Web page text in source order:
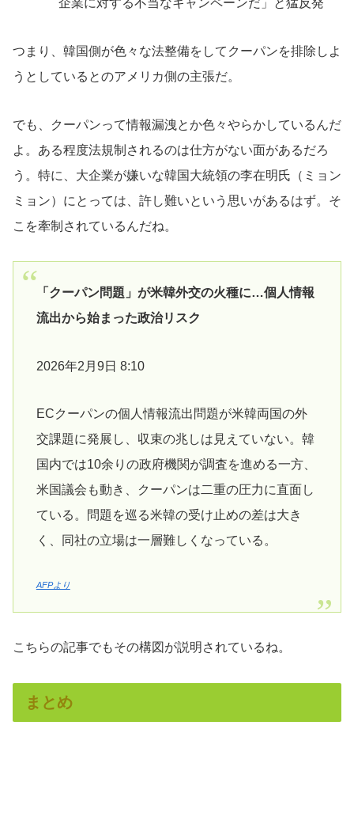
企業に対する不当なキャンペーンだ」と猛反発
つまり、韓国側が色々な法整備をしてクーパンを排除しよ
うとしているとのアメリカ側の主張だ。
でも、クーパンって情報漏洩とか色々やらかしているんだ
よ。ある程度法規制されるのは仕方がない面があるだろ
う。特に、大企業が嫌いな韓国大統領の李在明氏（ミョン
ミョン）にとっては、許し難いという思いがあるはず。そ
こを牽制されているんだね。
「クーパン問題」が米韓外交の火種に…個人情報
流出から始まった政治リスク
2026年2月9日 8:10
ECクーパンの個人情報流出問題が米韓両国の外
交課題に発展し、収束の兆しは見えていない。韓
国内では10余りの政府機関が調査を進める一方、
米国議会も動き、クーパンは二重の圧力に直面し
ている。問題を巡る米韓の受け止めの差は大き
く、同社の立場は一層難しくなっている。
AFPより
こちらの記事でもその構図が説明されているね。
まとめ